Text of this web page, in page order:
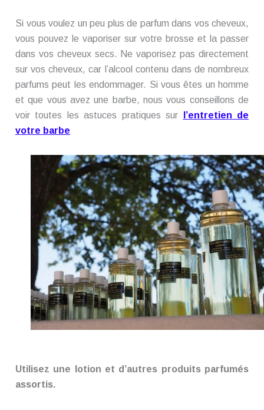
Si vous voulez un peu plus de parfum dans vos cheveux,
vous pouvez le vaporiser sur votre brosse et la passer
dans vos cheveux secs. Ne vaporisez pas directement
sur vos cheveux, car l’alcool contenu dans de nombreux
parfums peut les endommager. Si vous êtes un homme
et que vous avez une barbe, nous vous conseillons de
voir toutes les astuces pratiques sur
l’entretien de
votre barbe
Utilisez une lotion et d’autres produits parfumés
assortis.